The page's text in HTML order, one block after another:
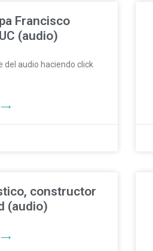
Francisco
(audio)
del audio haciendo click
⟶
constructor
(audio)
⟶